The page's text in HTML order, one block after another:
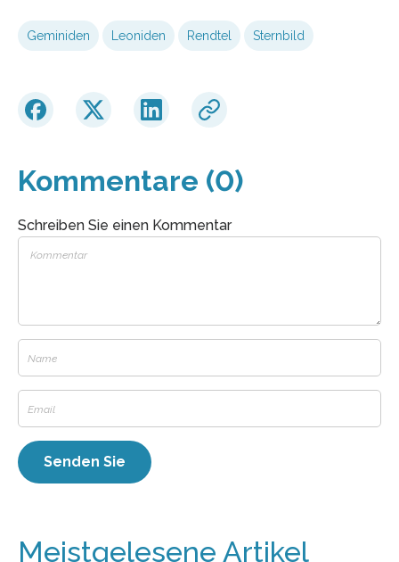
Geminiden Leoniden Rendtel Sternbild
Kommentare (0)
Schreiben Sie einen Kommentar
Meistgelesene Artikel